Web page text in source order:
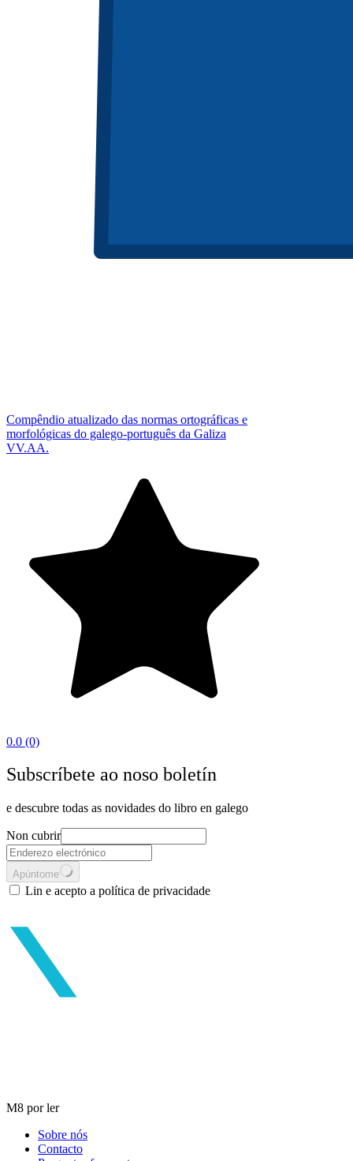
Compêndio atualizado das normas ortográficas e
morfológicas do galego-português da Galiza
VV.AA.
0.0 (0)
Subscríbete ao noso boletín
e descubre todas as novidades do libro en galego
Non cubrir
Apúntome
Lin e acepto a política de privacidade
M8 por ler
Sobre nós
Contacto